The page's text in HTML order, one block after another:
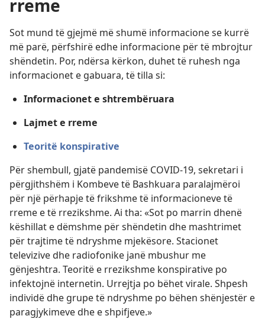
rreme
Sot mund të gjejmë më shumë informacione se kurrë
më parë, përfshirë edhe informacione për të mbrojtur
shëndetin. Por, ndërsa kërkon, duhet të ruhesh nga
informacionet e gabuara, të tilla si:
Informacionet e shtrembëruara
Lajmet e rreme
Teoritë konspirative
Për shembull, gjatë pandemisë COVID-19, sekretari i
përgjithshëm i Kombeve të Bashkuara paralajmëroi
për një përhapje të frikshme të informacioneve të
rreme e të rrezikshme. Ai tha: «Sot po marrin dhenë
këshillat e dëmshme për shëndetin dhe mashtrimet
për trajtime të ndryshme mjekësore. Stacionet
televizive dhe radiofonike janë mbushur me
gënjeshtra. Teoritë e rrezikshme konspirative po
infektojnë internetin. Urrejtja po bëhet virale. Shpesh
individë dhe grupe të ndryshme po bëhen shënjestër e
paragjykimeve dhe e shpifjeve.»